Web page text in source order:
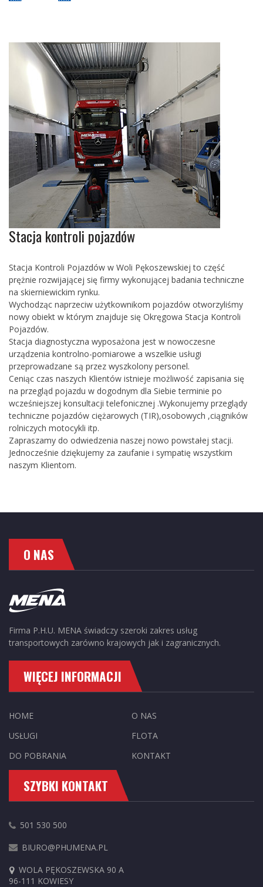
Stacja kontroli pojazdów
Stacja Kontroli Pojazdów w Woli Pękoszewskiej to część
prężnie rozwijającej się firmy wykonującej badania techniczne
na skierniewickim rynku.
Wychodząc naprzeciw użytkownikom pojazdów otworzyliśmy
nowy obiekt w którym znajduje się Okręgowa Stacja Kontroli
Pojazdów.
Stacja diagnostyczna wyposażona jest w nowoczesne
urządzenia kontrolno-pomiarowe a wszelkie usługi
przeprowadzane są przez wyszkolony personel.
Ceniąc czas naszych Klientów istnieje możliwość zapisania się
na przegląd pojazdu w dogodnym dla Siebie terminie po
wcześniejszej konsultacji telefonicznej .Wykonujemy przeglądy
techniczne pojazdów ciężarowych (TIR),osobowych ,ciągników
rolniczych motocykli itp.
Zapraszamy do odwiedzenia naszej nowo powstałej stacji.
Jednocześnie dziękujemy za zaufanie i sympatię wszystkim
naszym Klientom.
O NAS
Firma P.H.U. MENA świadczy szeroki zakres usług
transportowych zarówno krajowych jak i zagranicznych.
WIĘCEJ INFORMACJI
HOME
O NAS
USŁUGI
FLOTA
DO POBRANIA
KONTAKT
SZYBKI KONTAKT
501 530 500
BIURO@PHUMENA.PL
WOLA PĘKOSZEWSKA 90 A
96-111 KOWIESY